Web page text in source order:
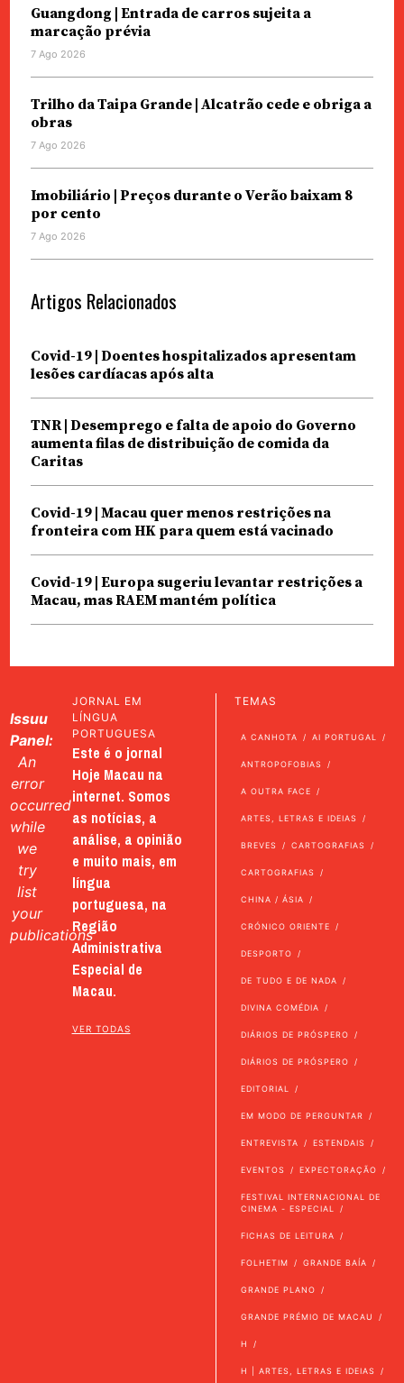
Guangdong | Entrada de carros sujeita a
marcação prévia
7 Ago 2026
Trilho da Taipa Grande | Alcatrão cede e obriga a
obras
7 Ago 2026
Imobiliário | Preços durante o Verão baixam 8
por cento
7 Ago 2026
Artigos Relacionados
Covid-19 | Doentes hospitalizados apresentam
lesões cardíacas após alta
TNR | Desemprego e falta de apoio do Governo
aumenta filas de distribuição de comida da
Caritas
Covid-19 | Macau quer menos restrições na
fronteira com HK para quem está vacinado
Covid-19 | Europa sugeriu levantar restrições a
Macau, mas RAEM mantém política
Issuu
Panel:
An
error
occurred
while
we
try
list
your
publications
JORNAL EM
LÍNGUA
PORTUGUESA
Este é o jornal
Hoje Macau na
internet. Somos
as notícias, a
análise, a opinião
e muito mais, em
língua
portuguesa, na
Região
Administrativa
Especial de
Macau.
VER TODAS
TEMAS
A CANHOTA AI PORTUGAL
ANTROPOFOBIAS
A OUTRA FACE
ARTES, LETRAS E IDEIAS
BREVES CARTOGRAFIAS
CARTOGRAFIAS
CHINA / ÁSIA
CRÓNICO ORIENTE
DESPORTO
DE TUDO E DE NADA
DIVINA COMÉDIA
DIÁRIOS DE PRÓSPERO
DIÁRIOS DE PRÓSPERO
EDITORIAL
EM MODO DE PERGUNTAR
ENTREVISTA ESTENDAIS
EVENTOS EXPECTORAÇÃO
FESTIVAL INTERNACIONAL DE
CINEMA - ESPECIAL
FICHAS DE LEITURA
FOLHETIM GRANDE BAÍA
GRANDE PLANO
GRANDE PRÉMIO DE MACAU
H
H | ARTES, LETRAS E IDEIAS